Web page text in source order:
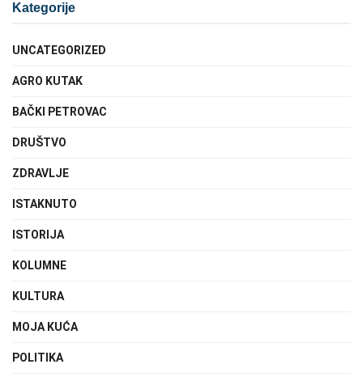
Kategorije
UNCATEGORIZED
AGRO KUTAK
BAČKI PETROVAC
DRUŠTVO
ZDRAVLJE
ISTAKNUTO
ISTORIJA
KOLUMNE
KULTURA
MOJA KUĆA
POLITIKA